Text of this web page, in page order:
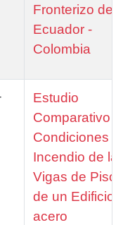
Fronterizo de
Ecuador -
Colombia
Estudio
Comparativo
Condiciones
Incendio de
Vigas de Pisos
de un Edificio
acero